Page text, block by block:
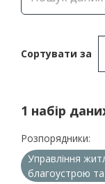
Сортувати за
1 набір
Розпорядники:
Управління
благоустрою та